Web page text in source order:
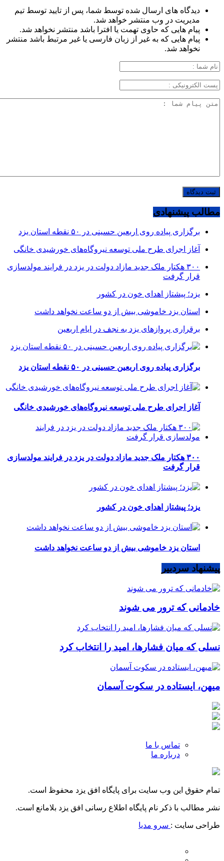
دیدگاه های ارسال شده توسط شما، پس از تایید توسط تیم
مدیریت در وب منتشر خواهد شد.
پیام هایی که حاوی تهمت یا افترا باشد منتشر نخواهد شد.
پیام هایی که به غیر از زبان فارسی یا غیر مرتبط باشد منتشر
نخواهد شد.
مطالب پیشنهادی
برگزاری پیاده روی اربعین حسینی در ۵۰ نقطه استان یزد
آغاز اجرای طرح ملی توسعه نیروگاه‌های خورشیدی خانگی
۳۰۰ هکتار ملک جدید مازاد دولت در یزد در فرایند مولدسازی
قرار گرفت
یزد؛ پیشتاز اهدای خون در کشور
استان یزد خاموشی بیش از دو ساعت نخواهد داشت
برقراری پرواز‌های یزد به نجف در ایام اربعین
برگزاری پیاده روی اربعین حسینی در ۵۰ نقطه استان یزد
آغاز اجرای طرح ملی توسعه نیروگاه‌های خورشیدی خانگی
۳۰۰ هکتار ملک جدید مازاد دولت در یزد در فرایند مولدسازی
قرار گرفت
یزد؛ پیشتاز اهدای خون در کشور
استان یزد خاموشی بیش از دو ساعت نخواهد داشت
پیشنهاد سردبیر
خادمانی که ترور می شوند
نسلی که میان فشارها، امید را انتخاب کرد
میهن، ایستاده در سکوت آسمان
تماس با ما
درباره ما
تمام حقوق این وب سایت برای پایگاه افق یزد محفوظ است.
نشر مطالب با ذکر نام پایگاه اطلاع رسانی افق یزد بلامانع است.
طراحی سایت : سرو مدیا